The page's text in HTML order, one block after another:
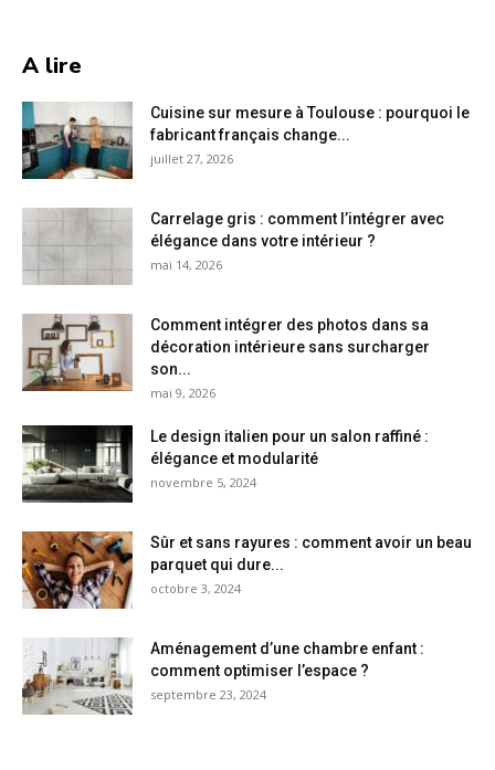
A lire
Cuisine sur mesure à Toulouse : pourquoi le
fabricant français change...
juillet 27, 2026
Carrelage gris : comment l’intégrer avec
élégance dans votre intérieur ?
mai 14, 2026
Comment intégrer des photos dans sa
décoration intérieure sans surcharger
son...
mai 9, 2026
Le design italien pour un salon raffiné :
élégance et modularité
novembre 5, 2024
Sûr et sans rayures : comment avoir un beau
parquet qui dure...
octobre 3, 2024
Aménagement d’une chambre enfant :
comment optimiser l’espace ?
septembre 23, 2024